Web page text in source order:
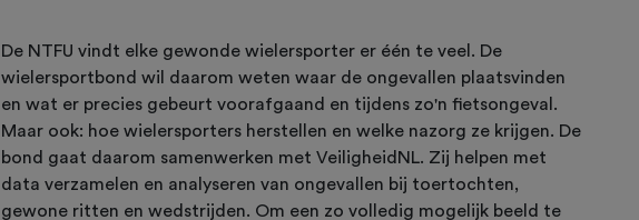
De NTFU vindt elke gewonde wielersporter er één te veel. De
wielersportbond wil daarom weten waar de ongevallen plaatsvinden
en wat er precies gebeurt voorafgaand en tijdens zo'n fietsongeval.
Maar ook: hoe wielersporters herstellen en welke nazorg ze krijgen. De
bond gaat daarom samenwerken met VeiligheidNL. Zij helpen met
data verzamelen en analyseren van ongevallen bij toertochten,
gewone ritten en wedstrijden. Om een zo volledig mogelijk beeld te